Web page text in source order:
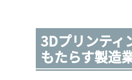
3Dプリンティ
もたらす製造